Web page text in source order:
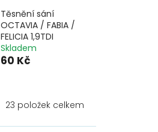
Těsnění sání
OCTAVIA / FABIA /
FELICIA 1,9TDI
Skladem
60 Kč
23 položek celkem